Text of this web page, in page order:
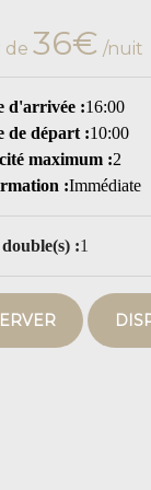
de 36€ /nuit
d'arrivée :16:00
de départ :10:00
maximum :2
:Immédiate
:1